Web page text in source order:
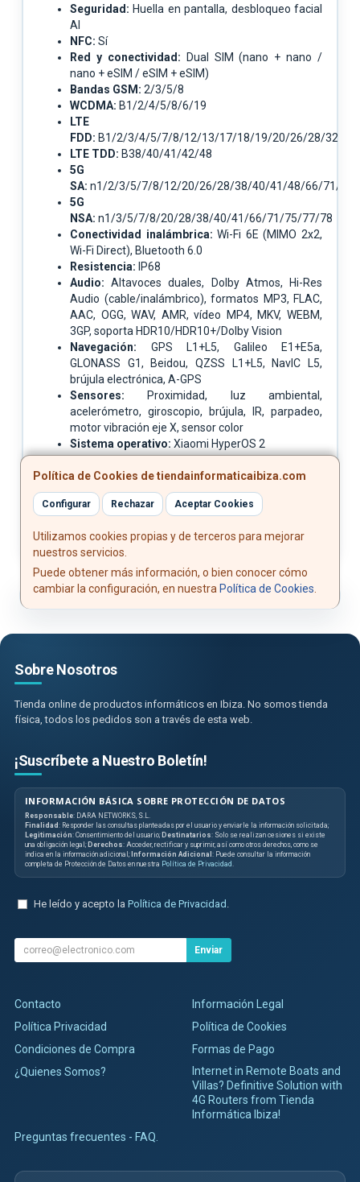
Seguridad: Huella en pantalla, desbloqueo facial
AI
NFC: Sí
Red y conectividad: Dual SIM (nano + nano /
nano + eSIM / eSIM + eSIM)
Bandas GSM: 2/3/5/8
WCDMA: B1/2/4/5/8/6/19
LTE
FDD: B1/2/3/4/5/7/8/12/13/17/18/19/20/26/28/32/
LTE TDD: B38/40/41/42/48
5G
SA: n1/2/3/5/7/8/12/20/26/28/38/40/41/48/66/71/75/
5G
NSA: n1/3/5/7/8/20/28/38/40/41/66/71/75/77/78
Conectividad inalámbrica: Wi-Fi 6E (MIMO 2x2,
Wi-Fi Direct), Bluetooth 6.0
Resistencia: IP68
Audio: Altavoces duales, Dolby Atmos, Hi-Res
Audio (cable/inalámbrico), formatos MP3, FLAC,
AAC, OGG, WAV, AMR, vídeo MP4, MKV, WEBM,
3GP, soporta HDR10/HDR10+/Dolby Vision
Navegación: GPS L1+L5, Galileo E1+E5a,
GLONASS G1, Beidou, QZSS L1+L5, NavIC L5,
brújula electrónica, A-GPS
Sensores: Proximidad, luz ambiental,
acelerómetro, giroscopio, brújula, IR, parpadeo,
motor vibración eje X, sensor color
Sistema operativo: Xiaomi HyperOS 2
Contenido del paquete:Teléfono, cable USB-C,
extractor SIM, funda protectora, info de
seguridad, guía rápida, garantía, desecante
Política de Cookies de tiendainformaticaibiza.com
Configurar Rechazar Aceptar Cookies
Utilizamos cookies propias y de terceros para mejorar
nuestros servicios.
Puede obtener más información, o bien conocer cómo
cambiar la configuración, en nuestra Política de Cookies
Sobre Nosotros
Tienda online de productos informáticos en Ibiza. No somos tienda
física, todos los pedidos son a través de esta web.
¡Suscríbete a Nuestro Boletín!
INFORMACIÓN BÁSICA SOBRE PROTECCIÓN DE DATOS
Responsable: DARA NETWORKS, S.L.
Finalidad : Responder las consultas planteadas por el usuario y enviarle la información solicitada;
Legitimación: Consentimiento del usuario; Destinatarios: Solo se realizan cesiones si existe
una obligación legal; Derechos: Acceder, rectificar y suprimir, así como otros derechos, como se
indica en la información adicional; Información Adicional : Puede consultar la información
completa de Protección de Datos en nuestra Política de Privacidad
He leído y acepto la Política de Privacidad
Enviar
Contacto
Información Legal
Política Privacidad
Política de Cookies
Condiciones de Compra
Formas de Pago
¿Quienes Somos?
Internet in Remote Boats and
Villas? Definitive Solution with
4G Routers from Tienda
Informática Ibiza!
Preguntas frecuentes - FAQ.